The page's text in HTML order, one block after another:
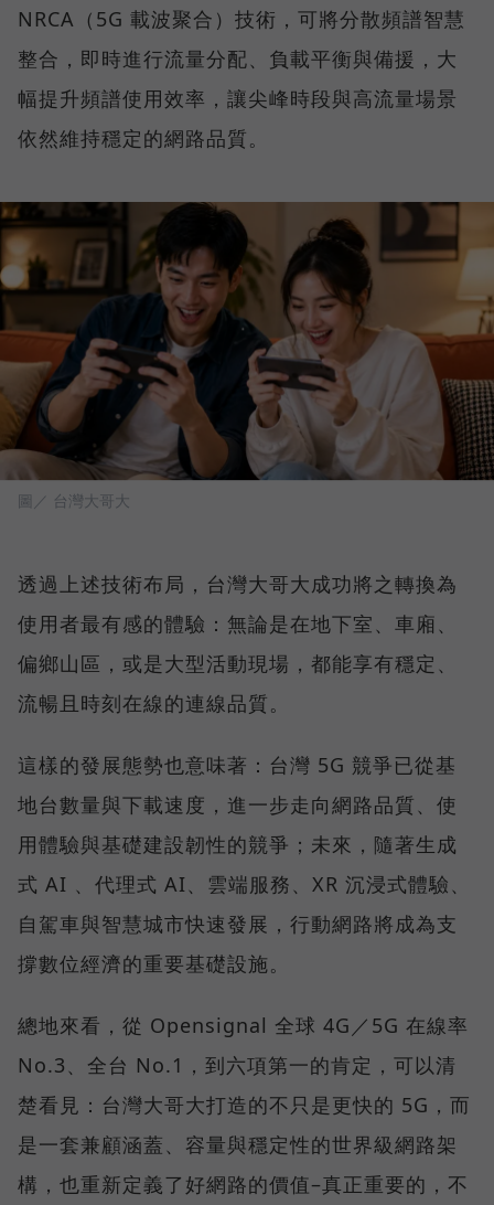
NRCA（5G 載波聚合）技術，可將分散頻譜智慧
整合，即時進行流量分配、負載平衡與備援，大
幅提升頻譜使用效率，讓尖峰時段與高流量場景
依然維持穩定的網路品質。
圖／ 台灣大哥大
透過上述技術布局，台灣大哥大成功將之轉換為
使用者最有感的體驗：無論是在地下室、車廂、
偏鄉山區，或是大型活動現場，都能享有穩定、
流暢且時刻在線的連線品質。
這樣的發展態勢也意味著：台灣 5G 競爭已從基
地台數量與下載速度，進一步走向網路品質、使
用體驗與基礎建設韌性的競爭；未來，隨著生成
式 AI 、代理式 AI、雲端服務、XR 沉浸式體驗、
自駕車與智慧城市快速發展，行動網路將成為支
撐數位經濟的重要基礎設施。
總地來看，從 Opensignal 全球 4G／5G 在線率
No.3、全台 No.1，到六項第一的肯定，可以清
楚看見：台灣大哥大打造的不只是更快的 5G，而
是一套兼顧涵蓋、容量與穩定性的世界級網路架
構，也重新定義了好網路的價值–真正重要的，不